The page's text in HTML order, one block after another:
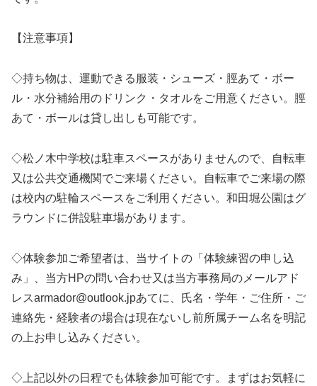
【注意事項】
◇持ち物は、運動できる服装・シューズ・脛あて・ボー
ル・水分補給用のドリンク・タオルをご用意ください。脛
あて・ボールは貸し出しも可能です。
◇松ノ木中学校は駐車スペースがありませんので、自転車
又は公共交通機関でご来場ください。自転車でご来場の際
は校内の駐輪スペースをご利用ください。和田堀公園はグ
ラウンドに併設駐車場があります。
◇体験参加ご希望者は、当サイトの「体験練習の申し込
み」、当方HPの問い合わせ又は当方事務局のメールアド
レスarmador@outlook.jpあてに、氏名・学年・ご住所・ご
連絡先・経験者の場合は現在ないし前所属チーム名を明記
の上お申し込みください。
◇上記以外の日程でも体験参加可能です。まずはお気軽に